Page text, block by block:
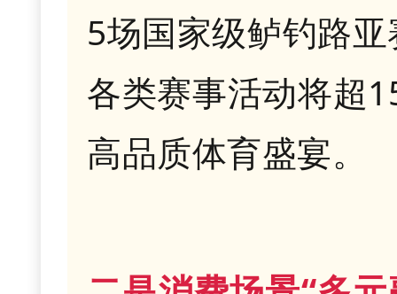
5场国家级鲈钓路
各类赛事活动将超
高品质体育盛宴。